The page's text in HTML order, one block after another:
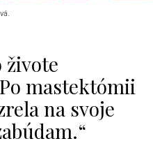
živote
mastektómii
na svoje